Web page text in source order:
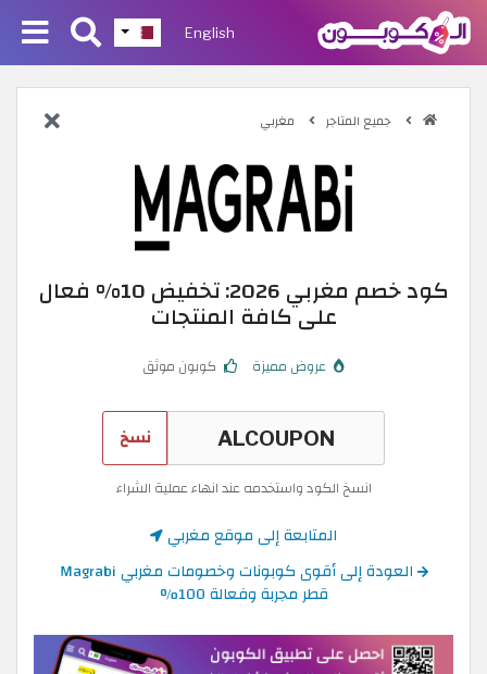
English
جميع المتاجر مغربي
كود خصم مغربي 2026: تخفيض 10% فعال
على كافة المنتجات
عروض مميزة كوبون موثق
نسخ
انسخ الكود واستخدمه عند انهاء عملية الشراء
المتابعة إلى موقع مغربي
العودة إلى أقوى كوبونات وخصومات مغربي Magrabi
قطر مجربة وفعالة 100%